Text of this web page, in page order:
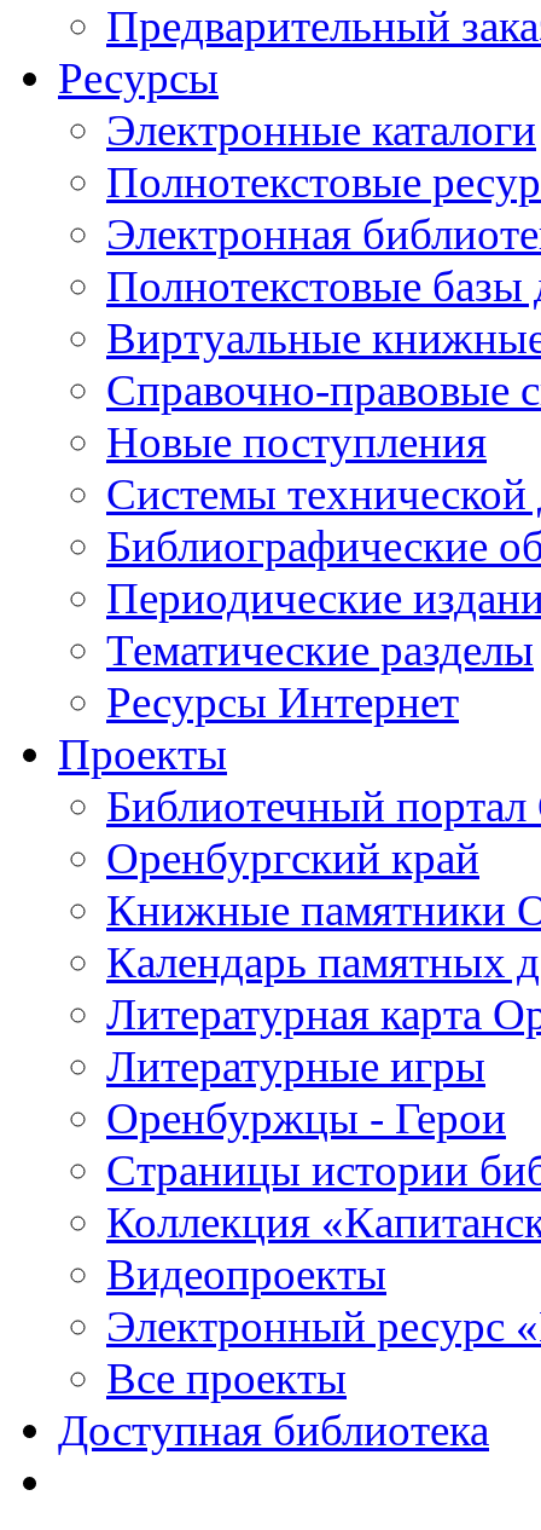
Предварительный
Ресурсы
Электронные каталоги
Полнотекстовые
Электронная
Полнотекстовые
Виртуальные
Справочно-правовые
Новые поступления
Cистемы
Библиографические
Периодические
Тематические разделы
Ресурсы Интернет
Проекты
Библиотечный портал
Оренбургский край
Книжные памятники
Календарь памятных
Литературная карта
Литературные игры
Оренбуржцы - Герои
Страницы истории
Коллекция
Видеопроекты
Электронный ресурс
Все проекты
Доступная библиотека